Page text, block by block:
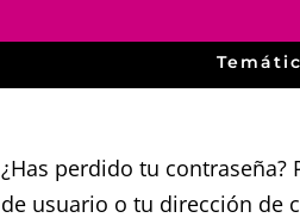
¿Has perdido tu
de usuario o tu dirección de